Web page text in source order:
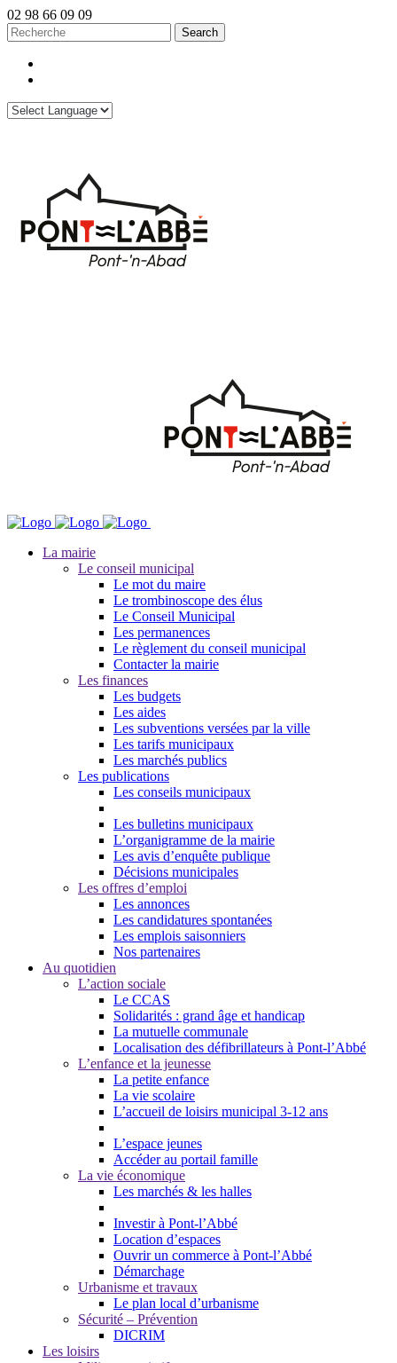
02 98 66 09 09
La mairie
Le conseil municipal
Le mot du maire
Le trombinoscope des élus
Le Conseil Municipal
Les permanences
Le règlement du conseil municipal
Contacter la mairie
Les finances
Les budgets
Les aides
Les subventions versées par la ville
Les tarifs municipaux
Les marchés publics
Les publications
Les conseils municipaux
Les bulletins municipaux
L’organigramme de la mairie
Les avis d’enquête publique
Décisions municipales
Les offres d’emploi
Les annonces
Les candidatures spontanées
Les emplois saisonniers
Nos partenaires
Au quotidien
L’action sociale
Le CCAS
Solidarités : grand âge et handicap
La mutuelle communale
Localisation des défibrillateurs à Pont-l’Abbé
L’enfance et la jeunesse
La petite enfance
La vie scolaire
L’accueil de loisirs municipal 3-12 ans
L’espace jeunes
Accéder au portail famille
La vie économique
Les marchés & les halles
Investir à Pont-l’Abbé
Location d’espaces
Ouvrir un commerce à Pont-l’Abbé
Démarchage
Urbanisme et travaux
Le plan local d’urbanisme
Sécurité – Prévention
DICRIM
Les loisirs